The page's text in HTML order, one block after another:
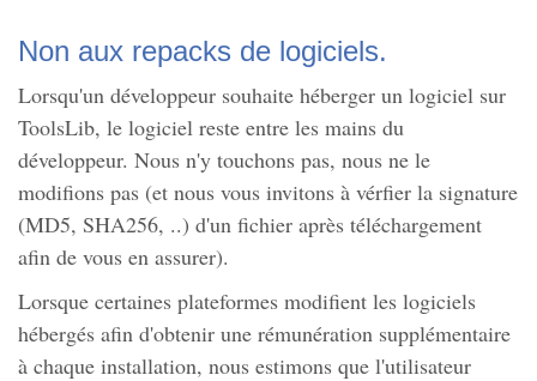
Non aux repacks de logiciels.
Lorsqu'un développeur souhaite héberger un logiciel sur
ToolsLib, le logiciel reste entre les mains du
développeur. Nous n'y touchons pas, nous ne le
modifions pas (et nous vous invitons à vérfier la signature
(MD5, SHA256, ..) d'un fichier après téléchargement
afin de vous en assurer).
Lorsque certaines plateformes modifient les logiciels
hébergés afin d'obtenir une rémunération supplémentaire
à chaque installation, nous estimons que l'utilisateur